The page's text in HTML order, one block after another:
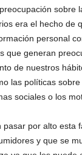
sobre
era el hecho de
personal
que generan
de nuestros
las políticas
sociales o los
por alto esta
y que se